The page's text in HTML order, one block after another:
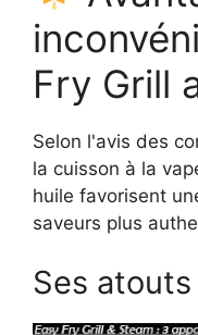
Fry Grill
Selon l'avis des
la cuisson à la
huile favorisent
saveurs plus
Ses atouts